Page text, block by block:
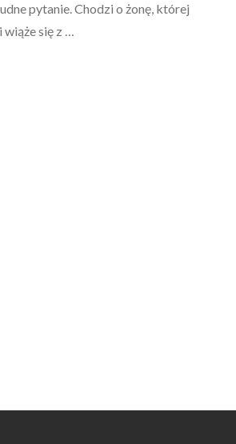
pytanie. Chodzi o żonę, której
wiąże się z …